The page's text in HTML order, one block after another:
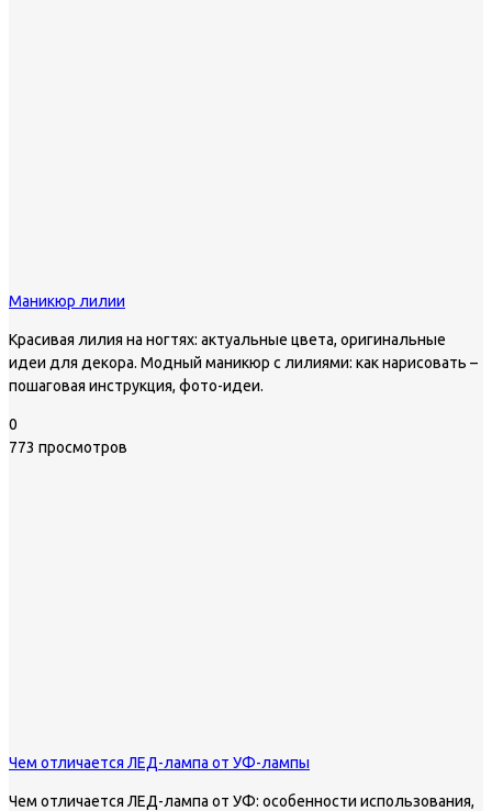
Маникюр лилии
Красивая лилия на ногтях: актуальные цвета, оригинальные
идеи для декора. Модный маникюр с лилиями: как нарисовать –
пошаговая инструкция, фото-идеи.
0
773 просмотров
Чем отличается ЛЕД-лампа от УФ-лампы
Чем отличается ЛЕД-лампа от УФ: особенности использования,